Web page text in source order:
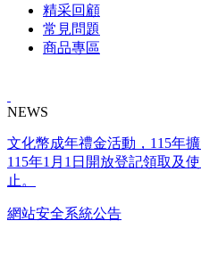
精采回顧
常見問題
商品專區
NEWS
文化幣成年禮金活動，115年
115年1月1日開放登記領取及
止。
網站安全系統公告